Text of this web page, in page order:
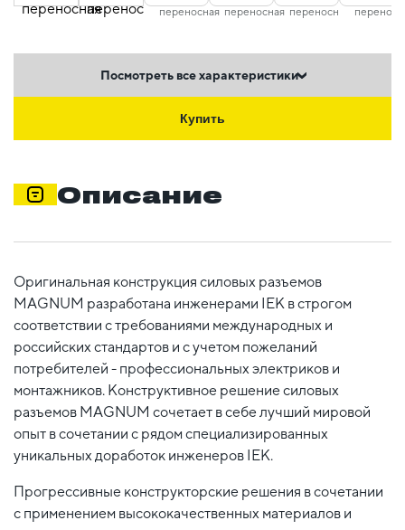
Посмотреть все характеристики
Купить
Описание
Оригинальная конструкция силовых разъемов
MAGNUM разработана инженерами IEK в строгом
соответствии с требованиями международных и
российских стандартов и с учетом пожеланий
потребителей - профессиональных электриков и
монтажников. Конструктивное решение силовых
разъемов MAGNUM сочетает в себе лучший мировой
опыт в сочетании с рядом специализированных
уникальных доработок инженеров IEK.
Прогрессивные конструкторские решения в сочетании
с применением высококачественных материалов и